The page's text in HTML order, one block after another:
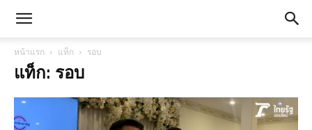
หน้าแรก แท็ก รอบ
แท็ก: รอบ